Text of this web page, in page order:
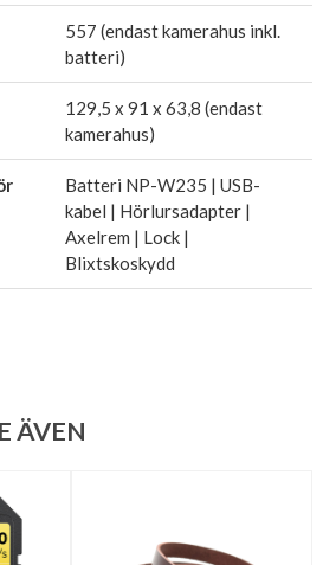
557 (endast kamerahus inkl.
batteri)
129,5 x 91 x 63,8 (endast
kamerahus)
Batteri NP-W235 | USB-
kabel | Hörlursadapter |
Axelrem | Lock |
Blixtskoskydd
ÄVEN